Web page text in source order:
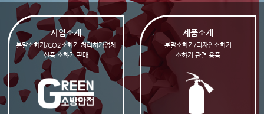
사업소개
분말소화기/CO2소화기 처리허가업체
신품 소화기 판매
제품소개
분말소화기/디자인소화기
소화기 관련 용품